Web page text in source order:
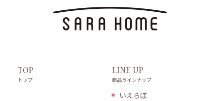
TOP
トップ
LINE UP
商品ラインナップ
いえらぼ